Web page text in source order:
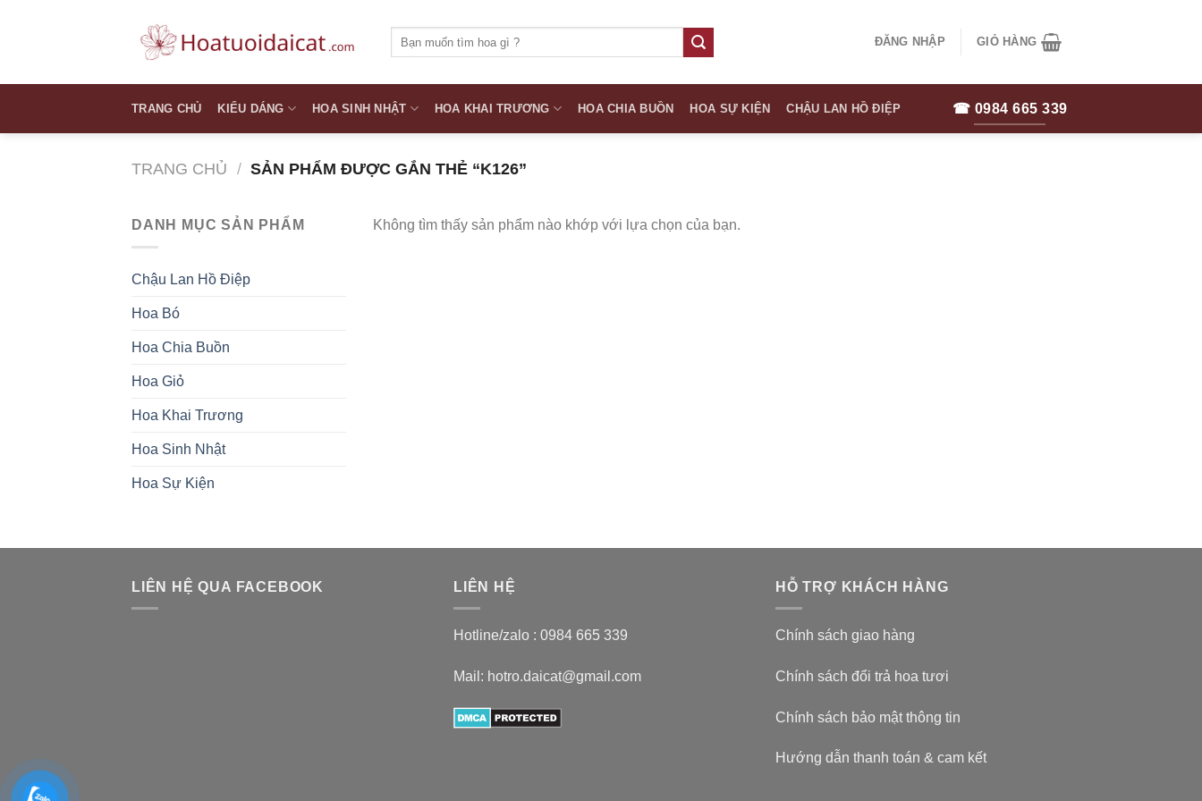
kiếm:
ĐĂNG NHẬP GIỎ HÀNG
TRANG CHỦ KIỂU DÁNG HOA SINH NHẬT HOA KHAI TRƯƠNG HOA CHIA BUỒN HOA SỰ KIỆN CHẬU LAN HỒ ĐIỆP ☎ 0984 665 339
TRANG CHỦ / SẢN PHẨM ĐƯỢC GẮN THẺ “K126”
DANH MỤC SẢN PHẨM
Chậu Lan Hồ Điệp
Hoa Bó
Hoa Chia Buồn
Hoa Giỏ
Hoa Khai Trương
Hoa Sinh Nhật
Hoa Sự Kiện
Không tìm thấy sản phẩm nào khớp với lựa chọn của bạn.
LIÊN HỆ QUA FACEBOOK LIÊN HỆ
Hotline/zalo : 0984 665 339
Mail: hotro.daicat@gmail.com
HỖ TRỢ KHÁCH HÀNG
Chính sách giao hàng
Chính sách đổi trả hoa tươi
Chính sách bảo mật thông tin
Hướng dẫn thanh toán & cam kết